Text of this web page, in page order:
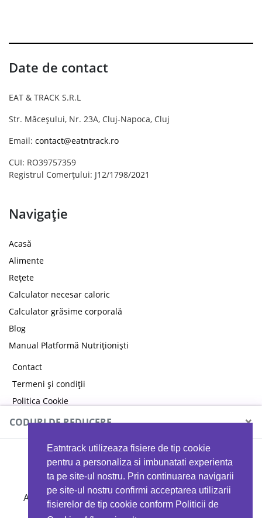
Eatntrack utilizeaza fisiere de tip cookie
pentru a personaliza si imbunatati experienta
ta pe site-ul nostru. Prin continuarea navigarii
pe site-ul nostru confirmi acceptarea utilizarii
fisierelor de tip cookie conform Politicii de
Date de contact
EAT & TRACK S.R.L
Str. Măceșului, Nr. 23A, Cluj-Napoca, Cluj
Email: contact@eatntrack.ro
CUI: RO39757359
Registrul Comerțului: J12/1798/2021
Navigație
Acasă
Alimente
Rețete
Calculator necesar caloric
Calculator grăsime corporală
Blog
Manual Platformă Nutriționiști
Contact
Termeni și condiții
Politica Cookie
Politica de confidențialitate
CODURI DE REDUCERE ×
MYPROTEIN
Ai 40%reducere la orice comandă folosind codul
EATTRACK